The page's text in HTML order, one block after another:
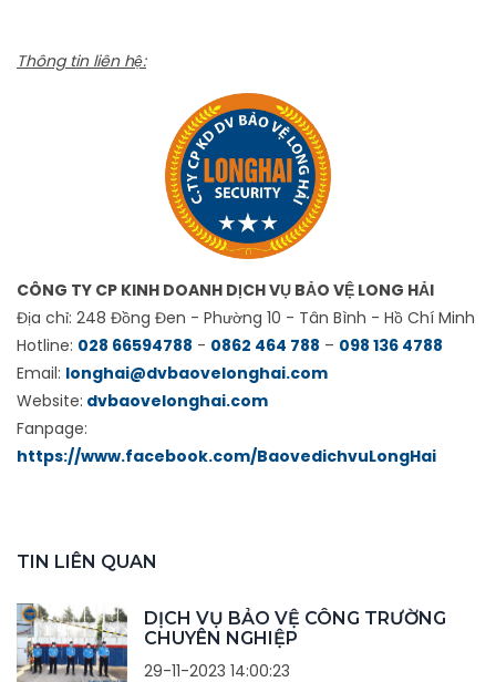
Thông tin liên hệ:
CÔNG TY CP KINH DOANH DỊCH VỤ BẢO VỆ LONG HẢI
Địa chỉ: 248 Đồng Đen - Phường 10 - Tân Bình - Hồ Chí Minh
Hotline: 028 66594788 - 0862 464 788 – 098 136 4788
Email: longhai@dvbaovelonghai.com
Website: dvbaovelonghai.com
Fanpage:
https://www.facebook.com/BaovedichvuLongHai
TIN LIÊN QUAN
DỊCH VỤ BẢO VỆ CÔNG TRƯỜNG
CHUYÊN NGHIỆP
29-11-2023 14:00:23